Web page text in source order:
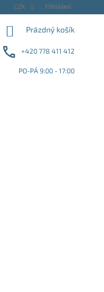
CZK Přihlášení
NÁKUPNÍ
Prázdný košík
+420 778 411 412
PO-PÁ 9:00 - 17:00